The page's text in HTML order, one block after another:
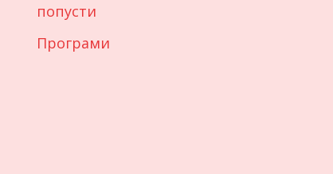
попусти
Програми